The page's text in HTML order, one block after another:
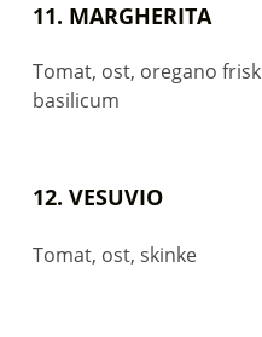
11. MARGHERITA
Tomat, ost, oregano frisk
basilicum
12. VESUVIO
Tomat, ost, skinke